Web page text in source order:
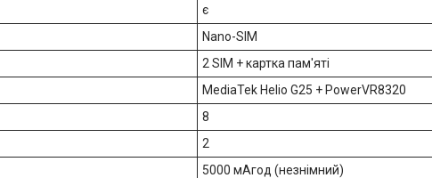
є
Nano-SIM
2 SIM + картка пам'яті
MediaTek Helio G25 + PowerVR8320
8
2
5000 мАгод (незнімний)